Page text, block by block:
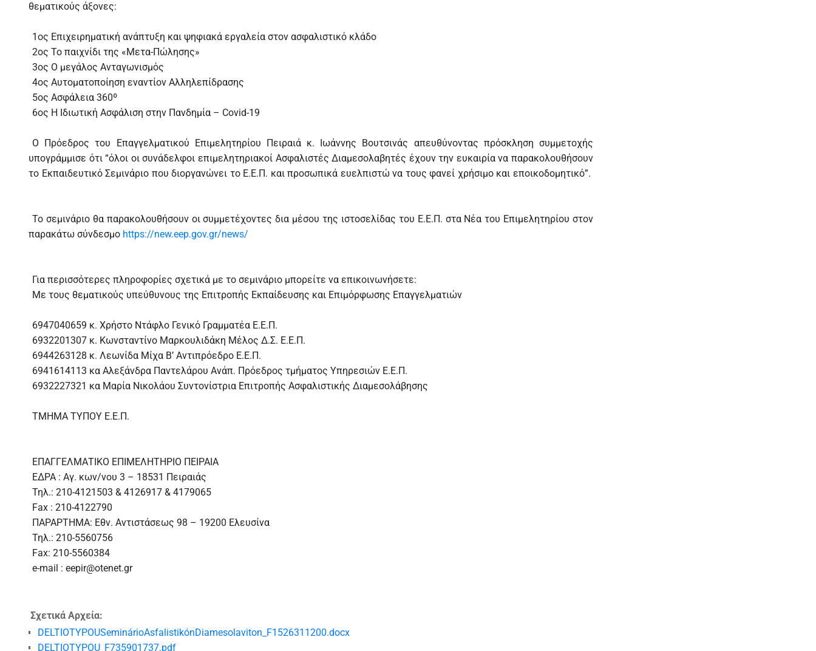
θεματικούς άξονες:
1ος Επιχειρηματική ανάπτυξη και ψηφιακά εργαλεία στον ασφαλιστικό κλάδο
2ος Το παιχνίδι της «Μετα-Πώλησης»
3ος Ο μεγάλος Ανταγωνισμός
4ος Αυτοματοποίηση εναντίον Αλληλεπίδρασης
5ος Ασφάλεια 360º
6ος Η Ιδιωτική Ασφάλιση στην Πανδημία – Covid-19
Ο Πρόεδρος του Επαγγελματικού Επιμελητηρίου Πειραιά κ. Ιωάννης Βουτσινάς απευθύνοντας πρόσκληση συμμετοχής
υπογράμμισε ότι “όλοι οι συνάδελφοι επιμελητηριακοί Ασφαλιστές Διαμεσολαβητές έχουν την ευκαιρία να παρακολουθήσουν
το Εκπαιδευτικό Σεμινάριο που διοργανώνει το Ε.Ε.Π. και προσωπικά ευελπιστώ να τους φανεί χρήσιμο και εποικοδομητικό”.
Το σεμινάριο θα παρακολουθήσουν οι συμμετέχοντες δια μέσου της ιστοσελίδας του Ε.Ε.Π. στα Νέα του Επιμελητηρίου στον
παρακάτω σύνδεσμο https://new.eep.gov.gr/news/
Για περισσότερες πληροφορίες σχετικά με το σεμινάριο μπορείτε να επικοινωνήσετε:
Με τους θεματικούς υπεύθυνους της Επιτροπής Εκπαίδευσης και Επιμόρφωσης Επαγγελματιών
6947040659 κ. Χρήστο Ντάφλο Γενικό Γραμματέα Ε.Ε.Π.
6932201307 κ. Κωνσταντίνο Μαρκουλιδάκη Μέλος Δ.Σ. Ε.Ε.Π.
6944263128 κ. Λεωνίδα Μίχα Β’ Αντιπρόεδρο Ε.Ε.Π.
6941614113 κα Αλεξάνδρα Παντελάρου Ανάπ. Πρόεδρος τμήματος Υπηρεσιών Ε.Ε.Π.
6932227321 κα Μαρία Νικολάου Συντονίστρια Επιτροπής Ασφαλιστικής Διαμεσολάβησης
ΤΜΗΜΑ ΤΥΠΟΥ Ε.Ε.Π.
ΕΠΑΓΓΕΛΜΑΤΙΚΟ ΕΠΙΜΕΛΗΤΗΡΙΟ ΠΕΙΡΑΙΑ
ΕΔΡΑ : Αγ. κων/νου 3 – 18531 Πειραιάς
Τηλ.: 210-4121503 & 4126917 & 4179065
Fax : 210-4122790
ΠΑΡΑΡΤΗΜΑ: Εθν. Αντιστάσεως 98 – 19200 Ελευσίνα
Τηλ.: 210-5560756
Fax: 210-5560384
e-mail : eepir@otenet.gr
Σχετικά Αρχεία:
DELTIOTYPOUSeminárioAsfalistikónDiamesolaviton_F1526311200.docx
DELTIOTYPOU_F735901737.pdf